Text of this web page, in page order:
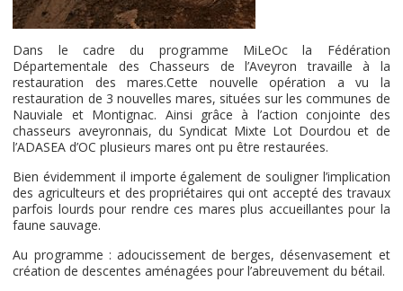
Dans le cadre du programme MiLeOc la Fédération
Départementale des Chasseurs de l’Aveyron travaille à la
restauration des mares.Cette nouvelle opération a vu la
restauration de 3 nouvelles mares, situées sur les communes de
Nauviale et Montignac. Ainsi grâce à l’action conjointe des
chasseurs aveyronnais, du Syndicat Mixte Lot Dourdou et de
l’ADASEA d’OC plusieurs mares ont pu être restaurées.
Bien évidemment il importe également de souligner l’implication
des agriculteurs et des propriétaires qui ont accepté des travaux
parfois lourds pour rendre ces mares plus accueillantes pour la
faune sauvage.
Au programme : adoucissement de berges, désenvasement et
création de descentes aménagées pour l’abreuvement du bétail.